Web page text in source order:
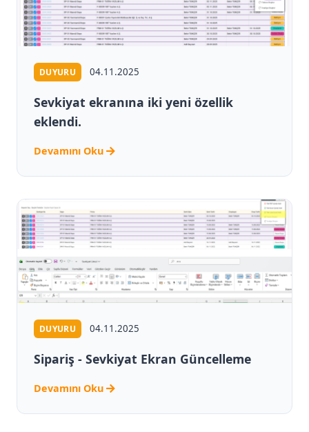
DUYURU 04.11.2025
Sevkiyat ekranına iki yeni özellik
eklendi.
Devamını Oku
DUYURU 04.11.2025
Sipariş - Sevkiyat Ekran Güncelleme
Devamını Oku